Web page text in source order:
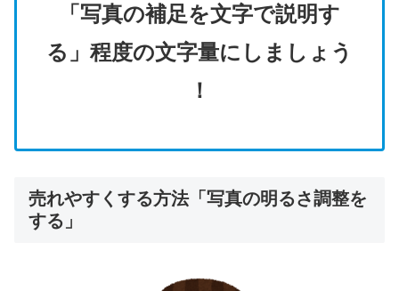
「写真の補足を文字で説明す
る 」 程度の文字量にしましょう
！
売れやすくする方法「写真の明るさ調整を
する」